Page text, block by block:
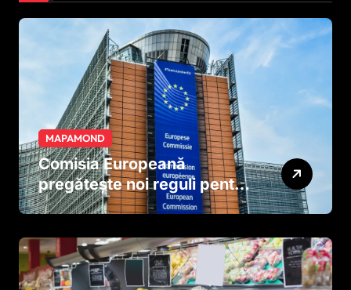
MAPAMOND
Comisia Europeană
pregătește noi reguli pentru
tutun și țigările electronice